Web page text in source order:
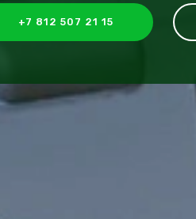
+7 812 507 21 15